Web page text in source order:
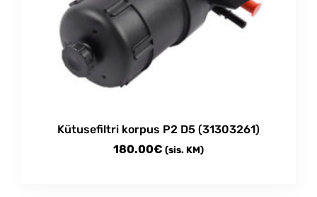
Kütusefiltri korpus P2 D5 (31303261)
180.00€ (sis. KM)